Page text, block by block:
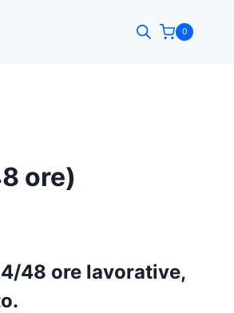
0
ore)
48 ore lavorative,